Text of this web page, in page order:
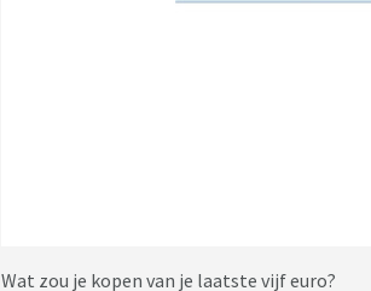
Wat zou je kopen van je laatste vijf euro?